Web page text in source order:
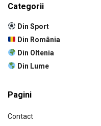
Categorii
Din Sport
Din România
Din Oltenia
Din Lume
Pagini
Contact